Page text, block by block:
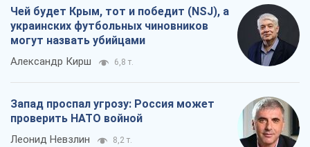
Чей будет Крым, тот и победит (NSJ), а
украинских футбольных чиновников
могут назвать убийцами
Александр Кирш 6,8 т.
Запад проспал угрозу: Россия может
проверить НАТО войной
Леонид Невзлин 8,2 т.